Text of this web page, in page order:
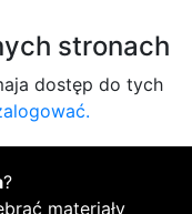
stronach
dostęp do tych
?
materiały